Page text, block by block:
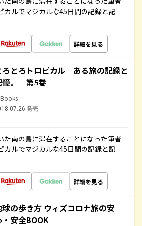
カルでマジカルな45日間の記録と記
詳細を見る
ろとろトロピカル ある旅の記録と
憶。 第5巻
発売
た南の島に滞在することになった筆者
カルでマジカルな45日間の記録と記
詳細を見る
球の歩き方 ウィズコロナ旅の安
・安全BOOK